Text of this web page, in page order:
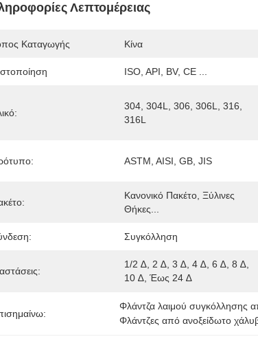
Λεπτομέρειας
Καταγωγής Κίνα
ISO, API, BV, CE ...
304, 304L, 306, 306L, 316,
316L
ASTM, AISI, GB, JIS
Κανονικό Πακέτο, Ξύλινες
Θήκες...
Συγκόλληση
1/2 ∆, 2 ∆, 3 ∆, 4 ∆, 6 ∆, 8 ∆,
10 ∆, Έως 24 ∆
Φλάντζα λαιμού συγκόλλησης
Φλάντζες από ανοξείδωτο